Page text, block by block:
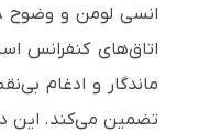
اتاق‌های کنفرانس
ماندگار و ادغام
تضمین می‌کند. این